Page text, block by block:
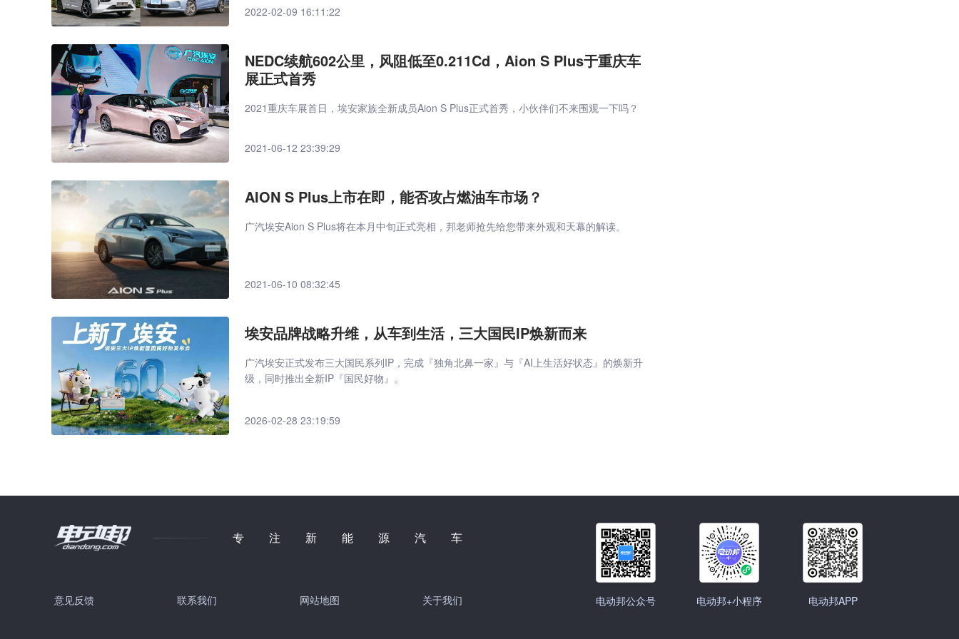
2022-02-09 16:11:22
NEDC续航602公里，风阻低至0.211Cd，Aion S Plus于重庆车
展正式首秀
2021重庆车展首日，埃安家族全新成员Aion S Plus正式首秀，小伙伴们不来围观一下吗？
2021-06-12 23:39:29
AION S Plus上市在即，能否攻占燃油车市场？
广汽埃安Aion S Plus将在本月中旬正式亮相，邦老师抢先给您带来外观和天幕的解读。
2021-06-10 08:32:45
埃安品牌战略升维，从车到生活，三大国民IP焕新而来
广汽埃安正式发布三大国民系列IP，完成『独角北鼻一家』与『AI上生活好状态』的焕新升
级，同时推出全新IP『国民好物』。
2026-02-28 23:19:59
专注新能源汽车
意见反馈 联系我们 网站地图 关于我们 电动邦公众号 电动邦+小程序 电动邦APP